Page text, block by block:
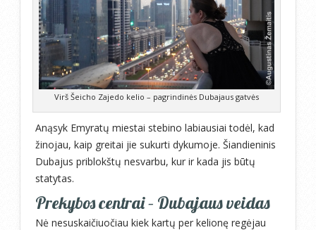
Virš Šeicho Zajedo kelio – pagrindinės Dubajaus gatvės
Anąsyk Emyratų miestai stebino labiausiai todėl, kad
žinojau, kaip greitai jie sukurti dykumoje. Šiandieninis
Dubajus priblokštų nesvarbu, kur ir kada jis būtų
statytas.
Prekybos centrai – Dubajaus veidas
Nė nesuskaičiuočiau kiek kartų per kelionę regėjau